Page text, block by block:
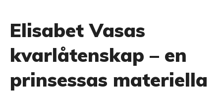
Elisabet Vasas
kvarlåtenskap – en
prinsessas materiella